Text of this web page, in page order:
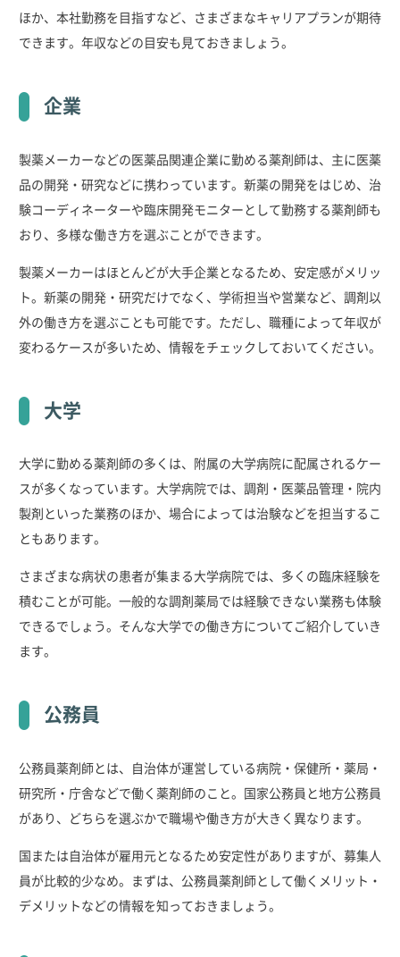
ほか、本社勤務を目指すなど、さまざまなキャリアプランが期待
できます。年収などの目安も見ておきましょう。
企業
製薬メーカーなどの医薬品関連企業に勤める薬剤師は、主に医薬
品の開発・研究などに携わっています。新薬の開発をはじめ、治
験コーディネーターや臨床開発モニターとして勤務する薬剤師も
おり、多様な働き方を選ぶことができます。
製薬メーカーはほとんどが大手企業となるため、安定感がメリッ
ト。新薬の開発・研究だけでなく、学術担当や営業など、調剤以
外の働き方を選ぶことも可能です。ただし、職種によって年収が
変わるケースが多いため、情報をチェックしておいてください。
大学
大学に勤める薬剤師の多くは、附属の大学病院に配属されるケー
スが多くなっています。大学病院では、調剤・医薬品管理・院内
製剤といった業務のほか、場合によっては治験などを担当するこ
ともあります。
さまざまな病状の患者が集まる大学病院では、多くの臨床経験を
積むことが可能。一般的な調剤薬局では経験できない業務も体験
できるでしょう。そんな大学での働き方についてご紹介していき
ます。
公務員
公務員薬剤師とは、自治体が運営している病院・保健所・薬局・
研究所・庁舎などで働く薬剤師のこと。国家公務員と地方公務員
があり、どちらを選ぶかで職場や働き方が大きく異なります。
国または自治体が雇用元となるため安定性がありますが、募集人
員が比較的少なめ。まずは、公務員薬剤師として働くメリット・
デメリットなどの情報を知っておきましょう。